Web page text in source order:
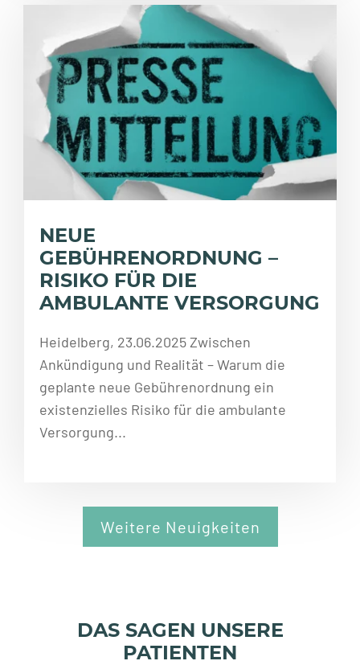
NEUE
GEBÜHRENORDNUNG –
RISIKO FÜR DIE
AMBULANTE VERSORGUNG
Heidelberg, 23.06.2025 Zwischen
Ankündigung und Realität – Warum die
geplante neue Gebührenordnung ein
existenzielles Risiko für die ambulante
Versorgung...
Weitere Neuigkeiten
DAS SAGEN UNSERE
PATIENTEN